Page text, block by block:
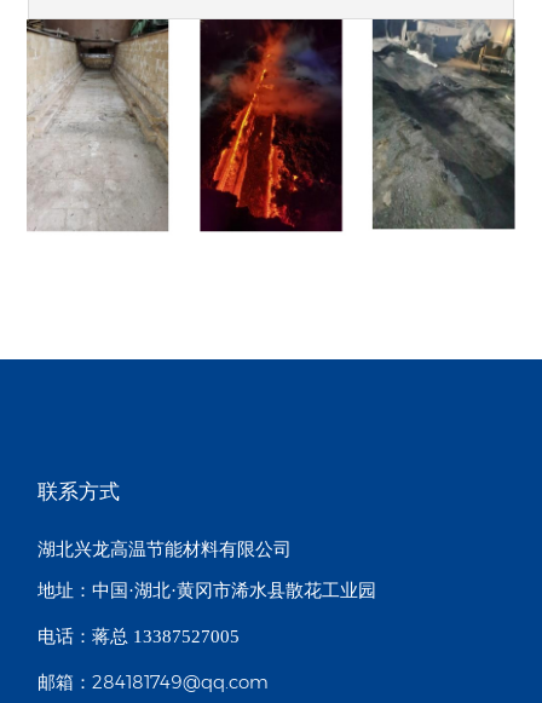
联系方式
湖北兴龙高温节能材料有限公司
地址：中国·湖北·黄冈市浠水县散花工业园
电话：蒋总 13387527005
邮箱：284181749@qq.com